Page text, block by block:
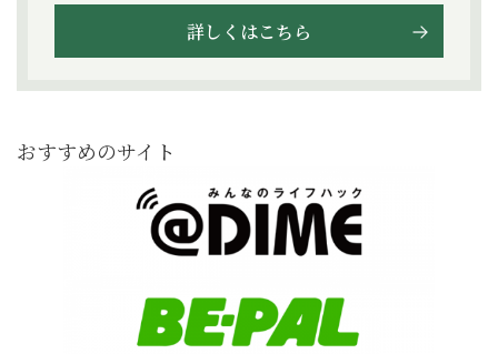
詳しくはこちら
おすすめのサイト